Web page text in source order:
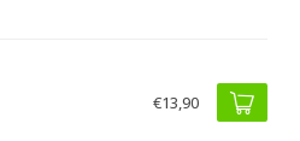
€13,90